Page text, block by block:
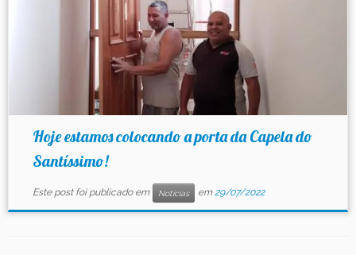
Hoje estamos colocando a porta da Capela do
Santíssimo!
Este post foi publicado em Notícias em29/07/2022